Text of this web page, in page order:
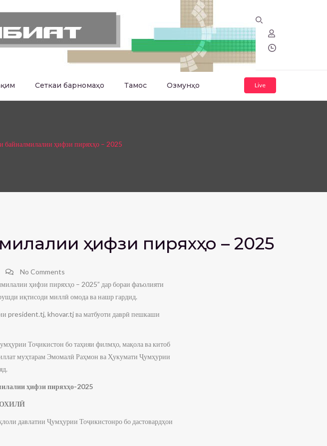
Сеткаи барномаҳо Тамос Озмунҳо Live
байналмилалии ҳифзи пиряхҳо – 2025
ҳифзи пиряхҳо – 2025
No Comments
ҳифзи пиряхҳо – 2025” дар бораи фаъолияти
иқтисоди миллӣ омода ва нашр гардид.
president.tj, khovar.tj ва матбуоти даврӣ пешкаши
Тоҷикистон бо таҳияи филмҳо, мақола ва китоб
муҳтарам Эмомалӣ Раҳмон ва Ҳукумати Ҷумҳурии
ҳифзи пиряхҳо-2025
давлатии Ҷумҳурии Тоҷикистонро бо дастовардҳои